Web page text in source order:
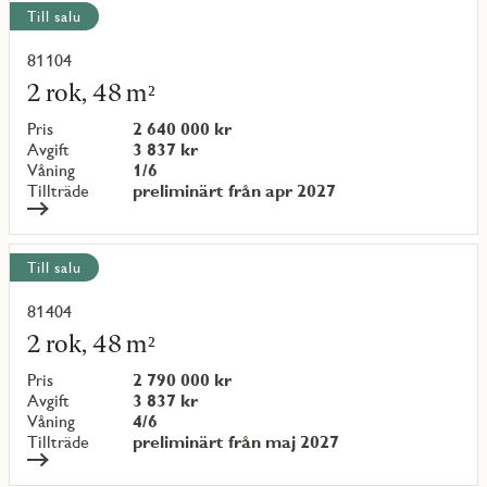
Till salu
81104
2 rok, 48 m²
Pris
2 640 000 kr
Avgift
3 837 kr
Våning
1/6
Tillträde
preliminärt från apr 2027
Läs
mer
om
objekt
{objectNumber}
Till salu
81404
2 rok, 48 m²
Pris
2 790 000 kr
Avgift
3 837 kr
Våning
4/6
Tillträde
preliminärt från maj 2027
Läs
mer
om
objekt
{objectNumber}